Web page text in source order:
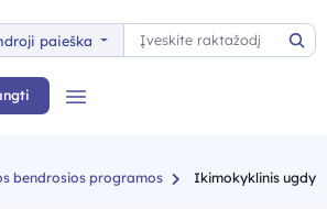
paieška
Paieška
bendrosios programos Ikimokyklinis